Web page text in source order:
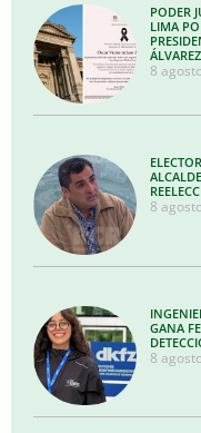
PODER
LIMA
ÁLVAREZ
8
8
GANA
8